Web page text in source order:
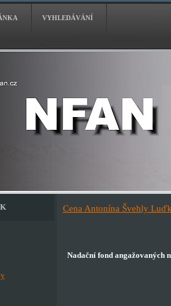
VYHLEDÁVÁNÍ
Cena Antonína Švehly
Nadační fond angažovaných